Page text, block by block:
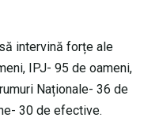
intervină forțe ale
IPJ- 95 de oameni,
Naționale- 36 de
30 de efective.